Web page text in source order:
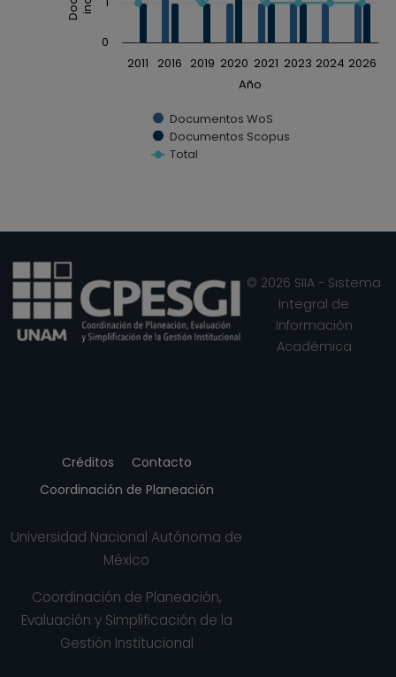
Año
Documentos WoS
Documentos Scopus
Total
2011 2016 2019 2020 2021 2023 2024 2026
0
Créditos
Contacto
Coordinación de Planeación
Universidad Nacional Autónoma de
México
Coordinación de Planeación,
Evaluación y Simplificación de la
Gestión Institucional
© 2026 SIIA - Sistema
Integral de
Información
Académica